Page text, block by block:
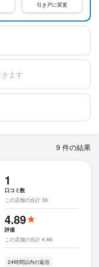
引き戸に変更
ます
9 件の結果
1
口コミ数
この店舗の合計 36
4.89
評価
この店舗の合計 4.86
24時間以内の返信